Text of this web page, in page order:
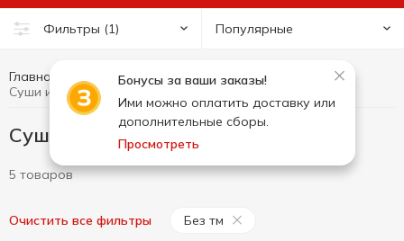
Фильтры (1) Популярные
Бонусы за ваши заказы!
Ими можно оплатить доставку или
дополнительные сборы.
Просмотреть
Главная Кулинария
Суши и роллы
Суши и роллы Без тм
Суши и роллы Без тм
5 товаров
Очистить все фильтры Без тм